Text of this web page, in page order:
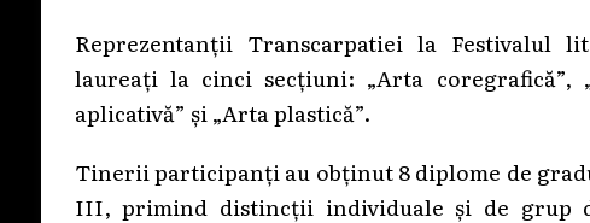
Reprezentanții Transcarpatiei la Festivalul
laureați la cinci secțiuni: „Arta coregrafică”,
aplicativă” și „Arta plastică”.
Tinerii participanți au obținut 8 diplome de
III, primind distincții individuale și de grup